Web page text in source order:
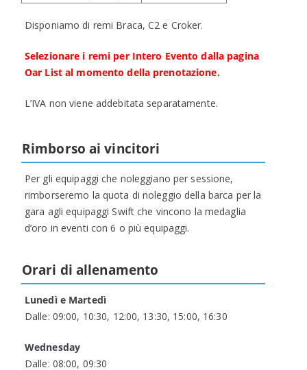
Disponiamo di remi Braca, C2 e Croker.
Selezionare i remi per Intero Evento dalla pagina
Oar List al momento della prenotazione.
L’IVA non viene addebitata separatamente.
Rimborso ai vincitori
Per gli equipaggi che noleggiano per sessione,
rimborseremo la quota di noleggio della barca per la
gara agli equipaggi Swift che vincono la medaglia
d’oro in eventi con 6 o più equipaggi.
Orari di allenamento
Lunedì e Martedì
Dalle: 09:00, 10:30, 12:00, 13:30, 15:00, 16:30
Wednesday
Dalle: 08:00, 09:30